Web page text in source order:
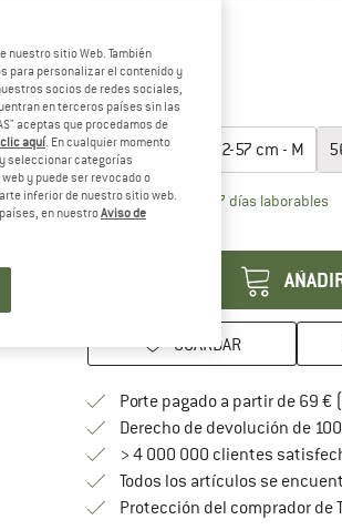
20%
Elegir talla:
51-55 cm - S 52-57 cm - M
Plazo de entrega: 5-7 días laborables
GUARDAR
Porte pagado a partir de 69 €
Derecho de devolución de
> 4 000 000 clientes
Todos los artículos se
Protección del comprador de
sitio Web. También
para personalizar el contenido y
socios de redes sociales,
en terceros países sin las
aceptas que procedamos de
aquí. En cualquier momento
seleccionar categorías
y puede ser revocado o
inferior de nuestro sitio web.
en nuestroAviso de